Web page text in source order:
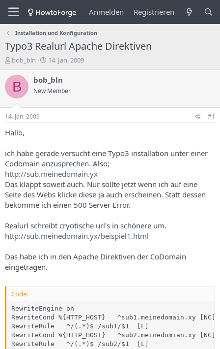
Anmelden Registrieren
Installation und Konfiguration
Typo3 Realurl Apache Direktiven
E
s
e
e
r
s
T
h
e
m
a
s
bob_bln
E
t
e
d
a
t
u
m
14. Jan. 2009
B bob_bln
New Member
14. Jan. 2009 #1
Hallo,
ich habe gerade versucht eine Typo3 installation unter einer
Codomain anzusprechen. Also;
http://sub.meinedomain.yx
Das klappt soweit auch. Nur sollte jetzt wenn ich auf eine
Seite des Webs klicke diese ja auch erscheinen. Statt dessen
bekomme ich einen 500 Server Error.
Realurl schreibt cryotische url's in schönere um.
http://sub.meinedomain.yx/beispiel1.html
Das habe ich in den Apache Direktiven der CoDomain
eingetragen.
Code:
RewriteEngine on
RewriteCond %{HTTP_HOST}   ^sub1.meinedomain.xy [NC]
RewriteRule   ^/(.*)$ /sub1/$1  [L]
RewriteCond %{HTTP_HOST}   ^sub2.meinedomian.xy [NC]
RewriteRule   ^/(.*)$ /sub2/$1  [L]